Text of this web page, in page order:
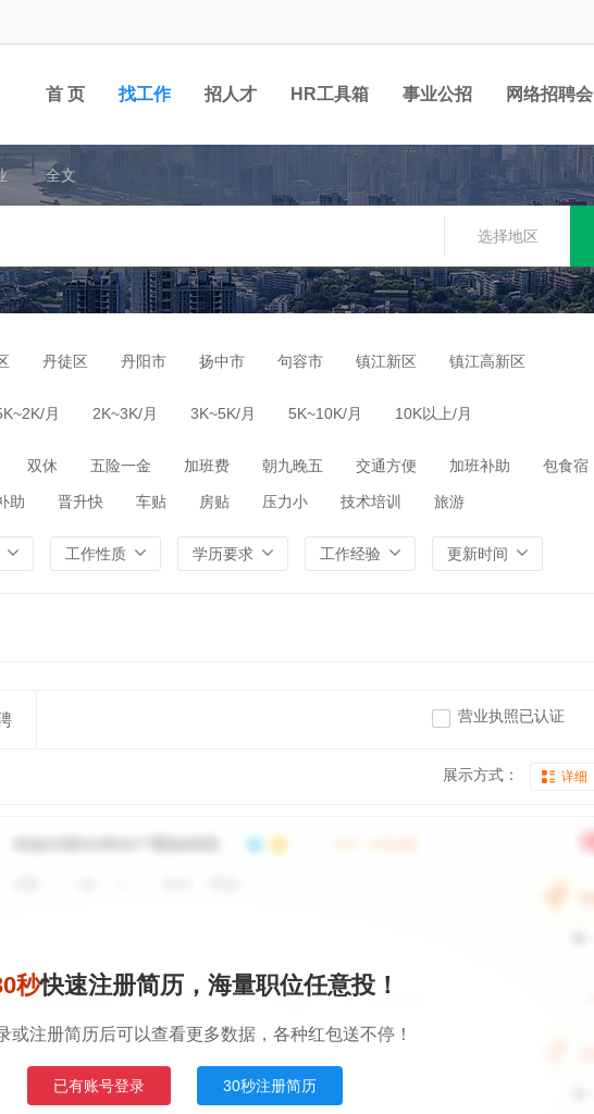
首 页 找工作 招人才 HR工具箱 事业公招 网络招聘会
全文
选择地区
丹徒区 丹阳市 扬中市 句容市 镇江新区 镇江高新区
月 2K~3K/月 3K~5K/月 5K~10K/月 10K以上/月
双休 五险一金 加班费 朝九晚五 交通方便 加班补助 包食宿
助 晋升快 车贴 房贴 压力小 技术培训 旅游
工作性质 学历要求 工作经验 更新时间
营业执照已认证
展示方式： 详细
秒快速注册简历，海量职位任意投！
或注册简历后可以查看更多数据，各种红包送不停！
已有账号登录 30秒注册简历